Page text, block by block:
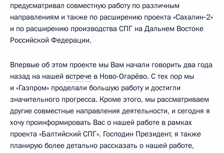
предусматривал совместную работу по различным
направлениям и также по расширению проекта «Сахалин‑2»
и по расширению производства СПГ на Дальнем Востоке
Российской Федерации.
Впервые об этом проекте мы Вам начали говорить два года
назад на нашей встрече в Ново-Огарёво. С тех пор мы
и «Газпром» проделали большую работу и достигли
значительного прогресса. Кроме этого, мы рассматриваем
другие совместные направления деятельности, и сегодня я
хочу проинформировать Вас о нашей работе в рамках
проекта «Балтийский СПГ». Господин Президент, я также
планирую более детально рассказать о нашей работе,